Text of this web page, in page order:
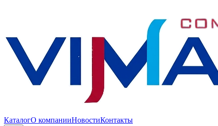
КаталогО компанииНовостиКонтакты